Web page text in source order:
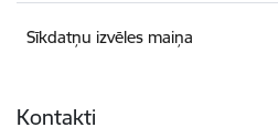
Sīkdatņu izvēles maiņa
Kontakti